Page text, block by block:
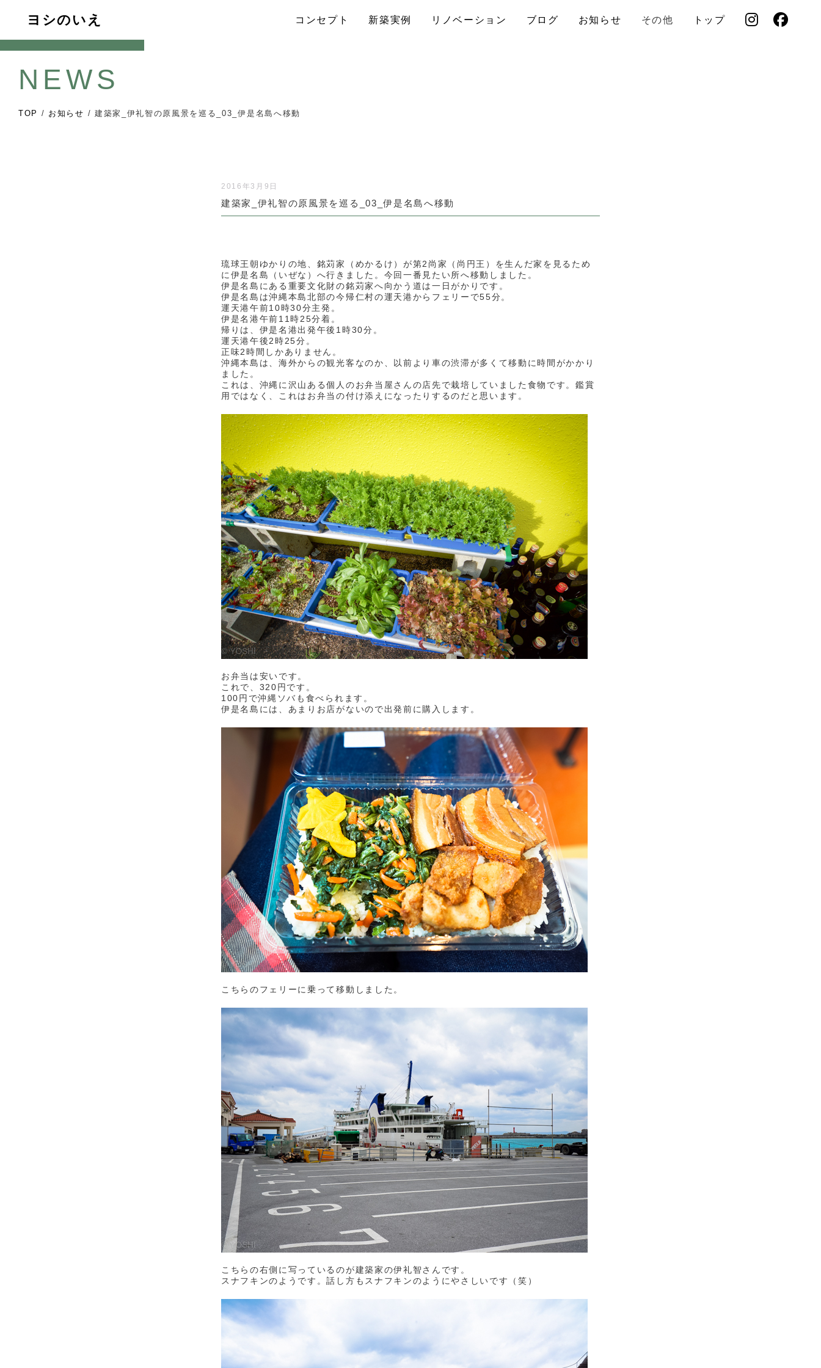
ヨシのいえ コンセプト 新築実例 リノベーション ブログ お知らせ その他 トップ
NEWS
TOP / お知らせ / 建築家_伊礼智の原風景を巡る_03_伊是名島へ移動
2016年3月9日
建築家_伊礼智の原風景を巡る_03_伊是名島へ移動
琉球王朝ゆかりの地、銘苅家（めかるけ）が第2尚家（尚円王）を生んだ家を見るため
に伊是名島（いぜな）へ行きました。今回一番見たい所へ移動しました。
伊是名島にある重要文化財の銘苅家へ向かう道は一日がかりです。
伊是名島は沖縄本島北部の今帰仁村の運天港からフェリーで55分。
運天港午前10時30分主発。
伊是名港午前11時25分着。
帰りは、伊是名港出発午後1時30分。
運天港午後2時25分。
正味2時間しかありません。
沖縄本島は、海外からの観光客なのか、以前より車の渋滞が多くて移動に時間がかかり
ました。
これは、沖縄に沢山ある個人のお弁当屋さんの店先で栽培していました食物です。鑑賞
用ではなく、これはお弁当の付け添えになったりするのだと思います。
お弁当は安いです。
これで、320円です。
100円で沖縄ソバも食べられます。
伊是名島には、あまりお店がないので出発前に購入します。
こちらのフェリーに乗って移動しました。
こちらの右側に写っているのが建築家の伊礼智さんです。
スナフキンのようです。話し方もスナフキンのようにやさしいです（笑）